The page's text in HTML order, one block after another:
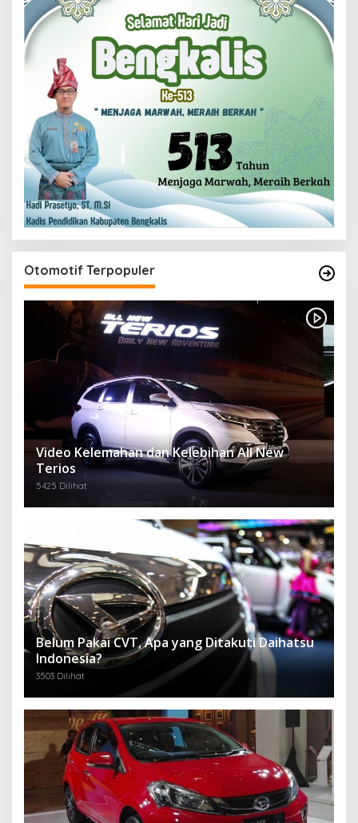
Otomotif Terpopuler
Video Kelemahan dan Kelebihan All New
Terios
5425 Dilihat
Belum Pakai CVT, Apa yang Ditakuti Daihatsu
Indonesia?
3503 Dilihat